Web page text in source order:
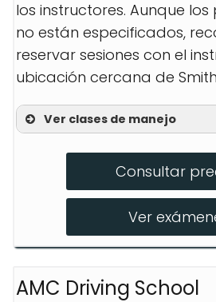
los instructores. Aunque
no están especificados,
reservar sesiones con el
ubicación cercana de
Ver clases de manejo
Preparación para el
Clases de
Consultar
Ver
AMC Driving School